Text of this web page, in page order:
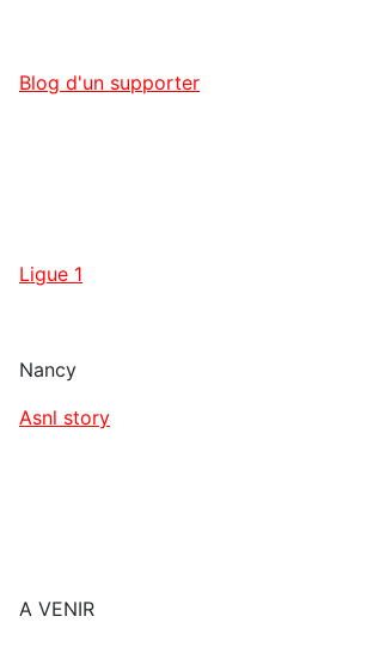
Blog d'un supporter
Ligue 1
Nancy
Asnl story
A VENIR